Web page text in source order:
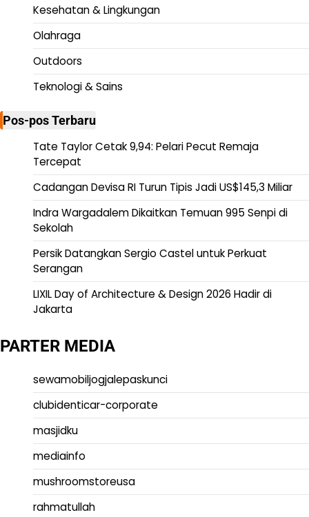
Kesehatan & Lingkungan
Olahraga
Outdoors
Teknologi & Sains
Pos-pos Terbaru
Tate Taylor Cetak 9,94: Pelari Pecut Remaja
Tercepat
Cadangan Devisa RI Turun Tipis Jadi US$145,3 Miliar
Indra Wargadalem Dikaitkan Temuan 995 Senpi di
Sekolah
Persik Datangkan Sergio Castel untuk Perkuat
Serangan
LIXIL Day of Architecture & Design 2026 Hadir di
Jakarta
PARTER MEDIA
sewamobiljogjalepaskunci
clubidenticar-corporate
masjidku
mediainfo
mushroomstoreusa
rahmatullah